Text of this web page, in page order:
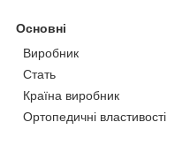
Основні
Виробник
Стать
Країна виробник
Ортопедичні властивості